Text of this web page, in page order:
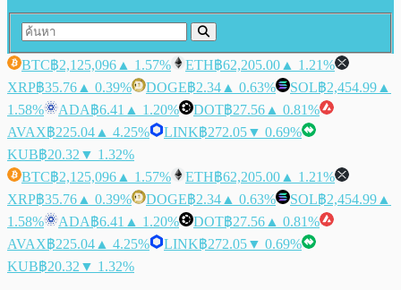
BTC฿2,125,096 ▲ 1.57% ETH฿62,205.00 ▲ 1.21%
XRP฿35.76 ▲ 0.39% DOGE฿2.34 ▲ 0.63% SOL฿2,454.99 ▲
1.58%
ADA฿6.41 ▲ 1.20% DOT฿27.56 ▲ 0.81%
AVAX฿225.04 ▲ 4.25% LINK฿272.05▼ 0.69%
KUB฿20.32 ▼ 1.32%
BTC฿2,125,096 ▲ 1.57% ETH฿62,205.00 ▲ 1.21%
XRP฿35.76 ▲ 0.39% DOGE฿2.34 ▲ 0.63% SOL฿2,454.99 ▲
1.58%
ADA฿6.41 ▲ 1.20% DOT฿27.56 ▲ 0.81%
AVAX฿225.04 ▲ 4.25% LINK฿272.05▼ 0.69%
KUB฿20.32 ▼ 1.32%